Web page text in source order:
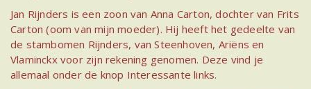
Jan Rijnders is een zoon van Anna Carton, dochter van Frits
Carton (oom van mijn moeder). Hij heeft het gedeelte van
de stambomen Rijnders, van Steenhoven, Ariëns en
Vlaminckx voor zijn rekening genomen. Deze vind je
allemaal onder de knop Interessante links.